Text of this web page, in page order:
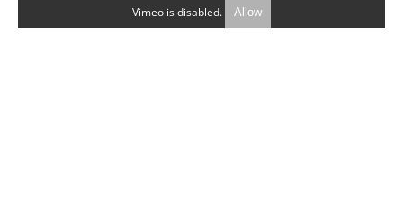
Vimeo is disabled. Allow